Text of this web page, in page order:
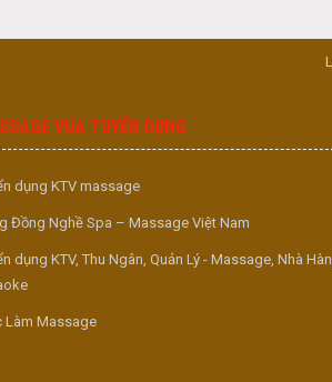
VUA TUYỂN DỤNG
dụng KTV massage
Đồng Nghề Spa – Massage Việt Nam
dụng KTV, Thu Ngân, Quản Lý - Massage, Nhà
Làm Massage